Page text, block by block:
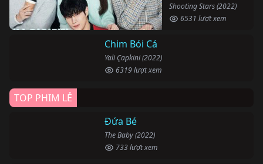
Shooting Stars (2022)
6531 lượt xem
Chim Bói Cá
Yali Çapkini (2022)
6319 lượt xem
TOP PHIM LẺ
Đứa Bé
The Baby (2022)
733 lượt xem